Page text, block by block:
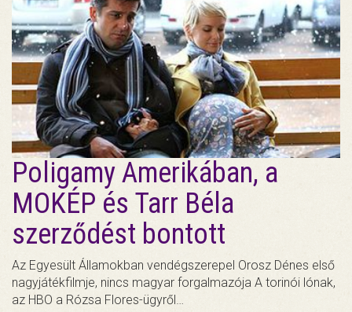
Poligamy Amerikában, a
MOKÉP és Tarr Béla
szerződést bontott
Az Egyesült Államokban vendégszerepel Orosz Dénes első
nagyjátékfilmje, nincs magyar forgalmazója A torinói lónak,
az HBO a Rózsa Flores-ügyről…